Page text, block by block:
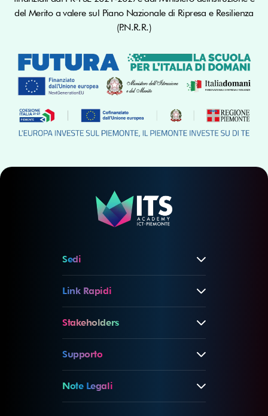
del Merito a valere sul Piano Nazionale di Ripresa e Resilienza
(P.N.R.R.)
Sedi
Link Rapidi
Stakeholders
Supporto
Note Legali